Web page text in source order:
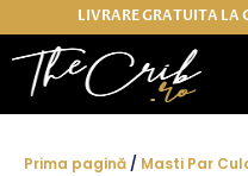
to
content
LIVRARE GRATUITA LA
Prima pagină / Masti Par